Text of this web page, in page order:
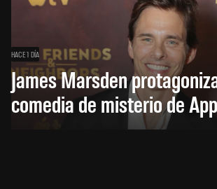
HACE 1 DÍA
James Marsden
comedia de misterio de